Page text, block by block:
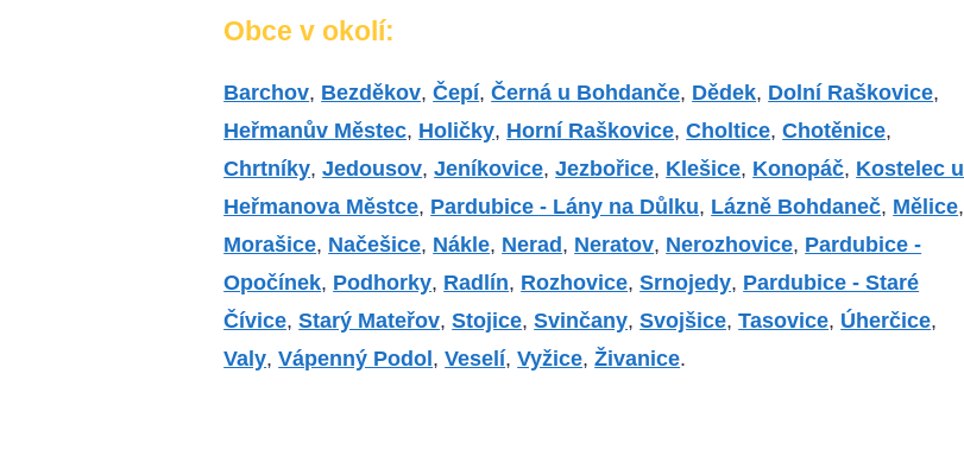
Obce v okolí:
Barchov, Bezděkov,Čepí,Černá u Bohdanče, Dědek, Dolní Raškovice,
Heřmanův Městec, Holičky, Horní Raškovice,Choltice,Chotěnice,
Chrtníky,Jedousov,Jeníkovice,Jezbořice, Klešice, Konopáč, Kostelec u
Heřmanova Městce, Pardubice - Lány na Důlku, Lázně Bohdaneč, Mělice,
Morašice, Načešice, Nákle, Nerad , Neratov, Nerozhovice, Pardubice -
Opočínek, Podhorky, Radlín, Rozhovice,Srnojedy, Pardubice - Staré
Čívice,Starý Mateřov,Stojice,Svinčany,Svojšice,Tasovice, Úherčice,
Valy,Vápenný Podol ,Veselí,Vyžice,Živanice.